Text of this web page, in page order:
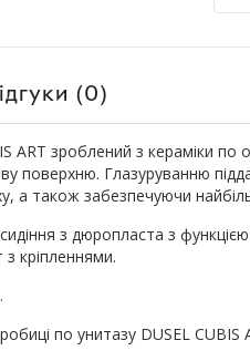
(0)
ART зроблений з кераміки по
поверхню. Глазуруванню
а також забезпечуючи
з дюропласта з
з кріпленнями.
по унитазу DUSEL CUBIS